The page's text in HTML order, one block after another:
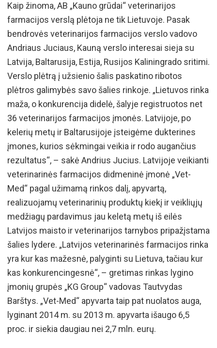
Kaip žinoma, AB „Kauno grūdai“ veterinarijos
farmacijos verslą plėtoja ne tik Lietuvoje. Pasak
bendrovės veterinarijos farmacijos verslo vadovo
Andriaus Juciaus, Kauną verslo interesai sieja su
Latvija, Baltarusija, Estija, Rusijos Kaliningrado sritimi.
Verslo plėtrą į užsienio šalis paskatino ribotos
plėtros galimybės savo šalies rinkoje. „Lietuvos rinka
maža, o konkurencija didelė, šalyje registruotos net
36 veterinarijos farmacijos įmonės. Latvijoje, po
kelerių metų ir Baltarusijoje įsteigėme dukterines
įmones, kurios sėkmingai veikia ir rodo augančius
rezultatus“, – sakė Andrius Jucius. Latvijoje veikianti
veterinarinės farmacijos didmeninė įmonė „Vet-
Med“ pagal užimamą rinkos dalį, apyvartą,
realizuojamų veterinarinių produktų kiekį ir veikliųjų
medžiagų pardavimus jau keletą metų iš eilės
Latvijos maisto ir veterinarijos tarnybos pripažįstama
šalies lydere. „Latvijos veterinarinės farmacijos rinka
yra kur kas mažesnė, palyginti su Lietuva, tačiau kur
kas konkurencingesnė“, – gretimas rinkas lygino
įmonių grupės „KG Group“ vadovas Tautvydas
Barštys. „Vet-Med“ apyvarta taip pat nuolatos auga,
lyginant 2014 m. su 2013 m. apyvarta išaugo 6,5
proc. ir siekia daugiau nei 2,7 mln. eurų.